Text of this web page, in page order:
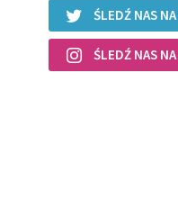
ŚLEDŹ NAS
ŚLEDŹ NAS